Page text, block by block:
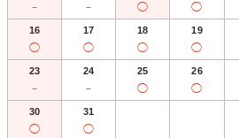
－ － ◯ ◯
16
◯
17
◯
18
◯
19
◯
23
－
24
－
25
◯
26
◯
30
◯
31
◯